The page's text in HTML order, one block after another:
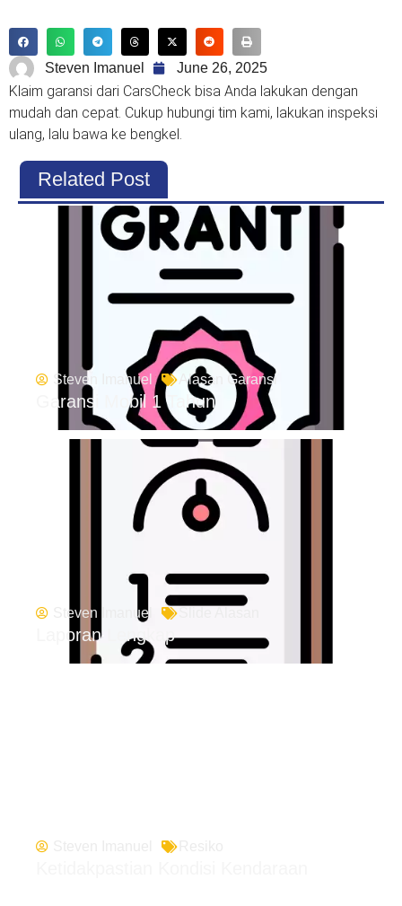
Steven Imanuel June 26, 2025
Klaim garansi dari CarsCheck bisa Anda lakukan dengan
mudah dan cepat. Cukup hubungi tim kami, lakukan inspeksi
ulang, lalu bawa ke bengkel.
Steven Imanuel Alasan Garansi
Garansi Mobil 1 Tahun
Steven Imanuel
Laporan Lengkap
Related Post